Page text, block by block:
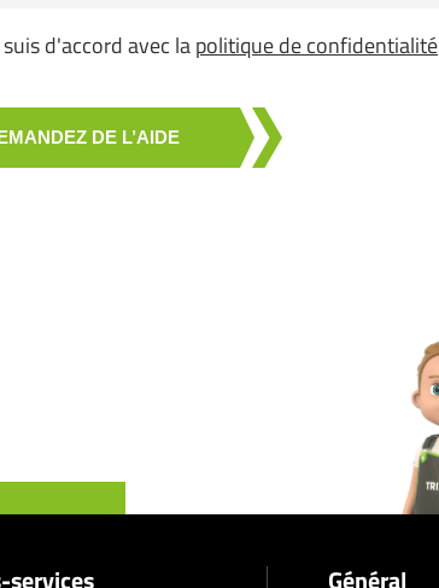
suis d'accord avec lapolitique de confidentialité
DE L’AIDE
services Général